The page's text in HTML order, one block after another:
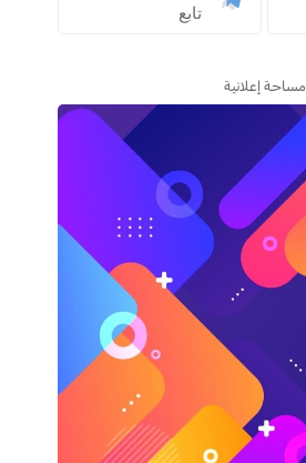
تابع
مساحة إعلانية